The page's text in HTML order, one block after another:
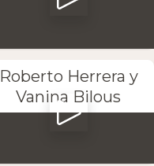
Roberto Herrera y
Vanina Bilous